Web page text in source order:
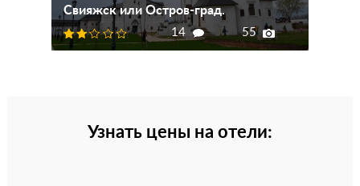
Свияжск или Остров-град.
14 55
Узнать цены на отели: